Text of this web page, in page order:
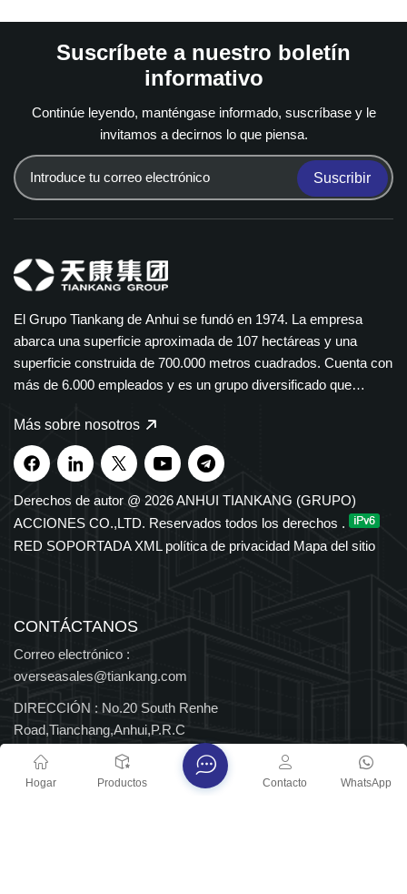
Suscríbete a nuestro boletín
informativo
Continúe leyendo, manténgase informado, suscríbase y le
invitamos a decirnos lo que piensa.
Suscribir
El Grupo Tiankang de Anhui se fundó en 1974. La empresa
abarca una superficie aproximada de 107 hectáreas y una
superficie construida de 700.000 metros cuadrados. Cuenta con
más de 6.000 empleados y es un grupo diversificado que
instrumentos y medidores, cables ópticos, productos médicos y
farmacéuticos, equipos eléctricos inteligentes y bandejas de
cables de polímero. Nuestros productos se utilizan ampliamente
en los sectores petroquímico, eléctrico, de transporte y de
nuevas energías. El Grupo cuenta con derechos de importación
y exportación independientes y ha sido reconocido durante
múltiples distinciones provinciales y nacionales.
Más sobre nosotros
Derechos de autor @ 2026 ANHUI TIANKANG (GRUPO)
ACCIONES CO.,LTD. Reservados todos los derechos .
RED SOPORTADA XML política de privacidad Mapa del sitio
CONTÁCTANOS
Correo electrónico :
overseasales@tiankang.com
DIRECCIÓN : No.20 South Renhe
Road,Tianchang,Anhui,P.R.C
Derechos de autor @ 2026 ANHUI TIANKANG (GRUPO)
Hogar Productos WhatsApp
Contacto